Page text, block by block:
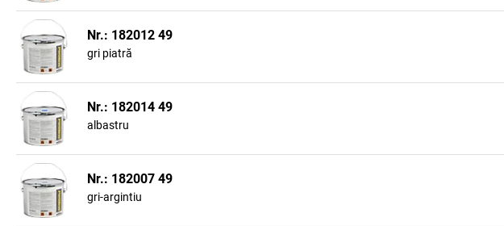
Nr.: 182012 49
gri piatră
Nr.: 182014 49
albastru
Nr.: 182007 49
gri-argintiu